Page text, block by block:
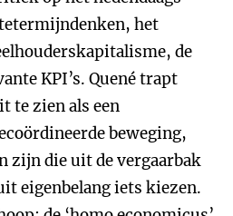
het
de
KPI’s. Quené trapt
te zien als een
beweging,
die uit de vergaarbak
eigenbelang iets kiezen.